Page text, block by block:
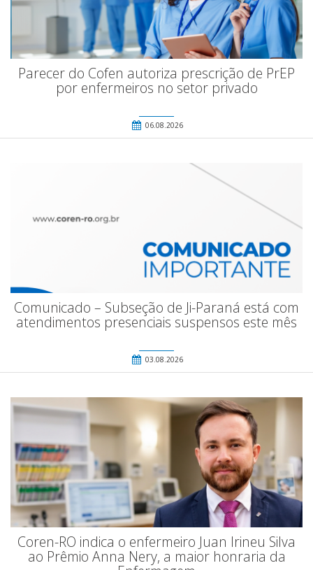
Parecer do Cofen autoriza prescrição de PrEP
por enfermeiros no setor privado
06.08.2026
Comunicado – Subseção de Ji-Paraná está com
atendimentos presenciais suspensos este mês
03.08.2026
Coren-RO indica o enfermeiro Juan Irineu Silva
ao Prêmio Anna Nery, a maior honraria da